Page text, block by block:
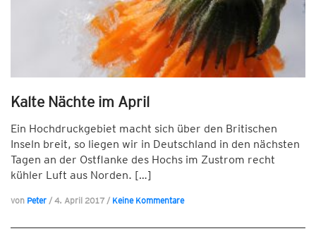
Kalte Nächte im April
Ein Hochdruckgebiet macht sich über den Britischen
Inseln breit, so liegen wir in Deutschland in den nächsten
Tagen an der Ostflanke des Hochs im Zustrom recht
kühler Luft aus Norden. […]
von Peter / 4. April 2017 / Keine Kommentare